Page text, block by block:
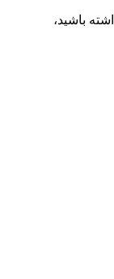
توجه داشته باشید،